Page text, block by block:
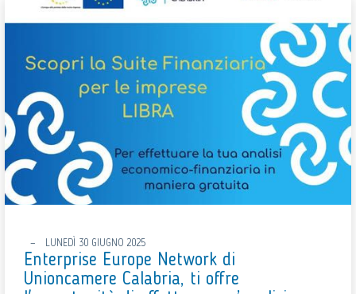
LUNEDÌ 30 GIUGNO 2025
Enterprise Europe Network di
Unioncamere Calabria, ti offre